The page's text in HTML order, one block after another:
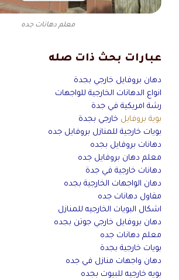
معلم دهانات جده
عبارات بحث ذات صله
دهان بروفايل خارجي بجدة
انواع الدهانات الخارجية للواجهات
رشة امريكية في جدة
بوية بروفايل خارجي بجدة
بويات خارجية للمنازل بروفايل جده
دهانات بروفايل بجده
معلم دهان بروفايل جده
دهانات خارجية في جدة
دهان الواجهات الخارجية بجده
مقاول دهانات جده
اشكال البويات الخارجيه للمنازل
دهان بروفايل خارجي جوتن بجده
معلم دهانات جده
بويات خارجية بجدة
دهان واجهات منازل في جده
بويه خارجيه للبيوت بجده